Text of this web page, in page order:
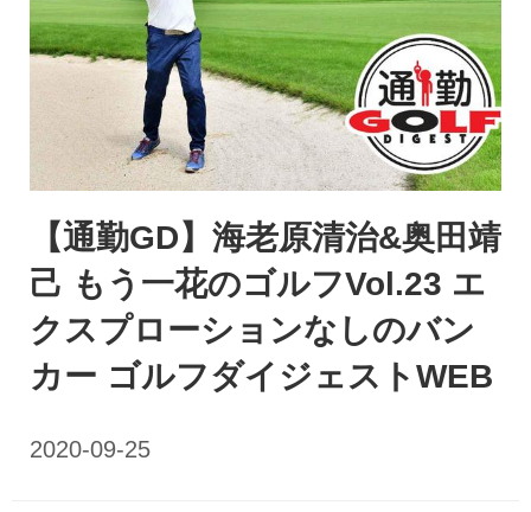
【通勤GD】海老原清治&奥田靖
己 もう一花のゴルフVol.23 エ
クスプローションなしのバン
カー ゴルフダイジェストWEB